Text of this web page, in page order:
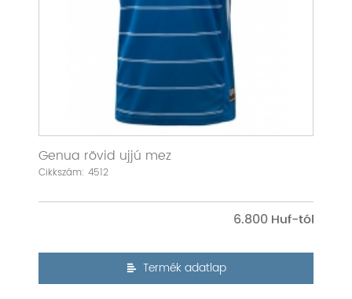
Genua rövid ujjú mez
Cikkszám: 4512
6.800
Termék adatlap